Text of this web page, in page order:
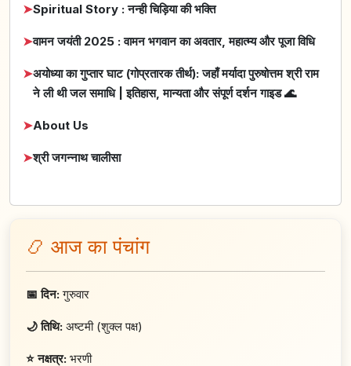
➤Spiritual Story : नन्ही चिड़िया की भक्ति
➤वामन जयंती 2025 : वामन भगवान का अवतार, महात्म्य और पूजा विधि
➤अयोध्या का गुप्तार घाट (गोप्रतारक तीर्थ): जहाँ मर्यादा पुरुषोत्तम श्री राम
ने ली थी जल समाधि | इतिहास, मान्यता और संपूर्ण दर्शन गाइड 🌊
➤About Us
➤श्री जगन्नाथ चालीसा
📿 आज का पंचांग
📅 दिन:गुरुवार
🌙 तिथि: अष्टमी (शुक्ल पक्ष)
⭐ नक्षत्र: भरणी